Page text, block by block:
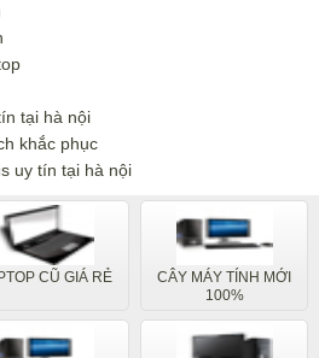
tại hà nội
khắc phục
uy tín tại hà nội
CŨ GIÁ RẺ
CÂY MÁY TÍNH MỚI
100%